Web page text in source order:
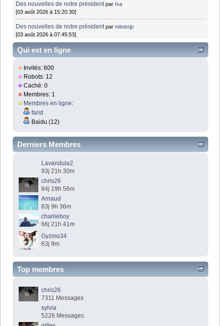
Des nouvelles de notre président par Isa
[03 août 2026 à 15:20:30]
Des nouvelles de notre président parmisterjp
[03 août 2026 à 07:45:53]
Qui est en ligne
Invités: 600
Robots: 12
Caché: 0
Membres: 1
Membres en ligne:
farid
Baidu (12)
Derniers Membres
Lavandula2
93j 21h 30m
chris26
84j 19h 56m
Arnaud
83j 9h 36m
charlieboy
66j 21h 41m
Gyzmo34
63j 9m
Top membres
chris26
7311 Messages
sylvia
5226 Messages